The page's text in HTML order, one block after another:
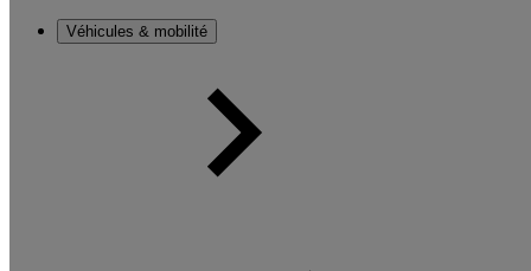
Véhicules & mobilité